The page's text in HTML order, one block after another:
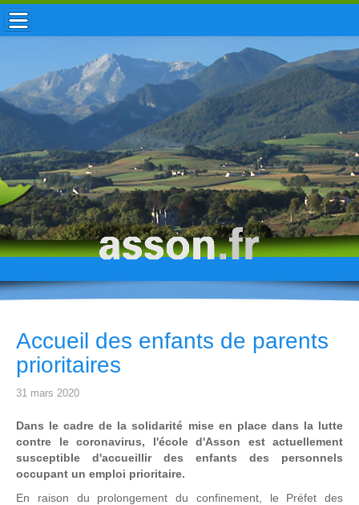
ACCUEIL / INFOS
MUNICIPALITÉ
VIE LOCALE
ENFANCE
TOURISME
HISTOIRE
Accueil des enfants de parents
prioritaires
31 mars 2020
Dans le cadre de la solidarité mise en place dans la lutte
contre le coronavirus, l'école d'Asson est actuellement
susceptible d'accueillir des enfants des personnels
occupant un emploi prioritaire.
En raison du prolongement du confinement, le Préfet des